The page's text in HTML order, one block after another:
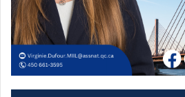
Une mobilisation
importante